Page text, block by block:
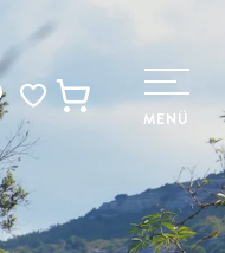
Voir les favoris MENÜ